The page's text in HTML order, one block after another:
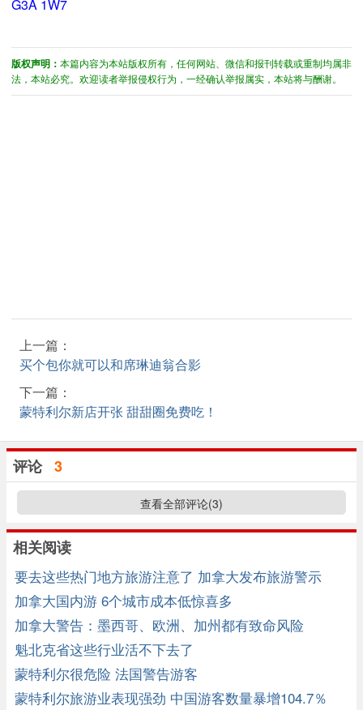
G3A 1W7
版权声明： 本篇内容为本站版权所有，任何网站、微信和报刊转载或重制均属非
法，本站必究。欢迎读者举报侵权行为，一经确认举报属实，本站将与酬谢。
上一篇：
买个包你就可以和席琳迪翁合影
下一篇：
蒙特利尔新店开张 甜甜圈免费吃！
评论 3
查看全部评论(3)
相关阅读
要去这些热门地方旅游注意了 加拿大发布旅游警示
加拿大国内游 6个城市成本低惊喜多
加拿大警告：墨西哥、欧洲、加州都有致命风险
魁北克省这些行业活不下去了
蒙特利尔很危险 法国警告游客
蒙特利尔旅游业表现强劲 中国游客数量暴增104.7％